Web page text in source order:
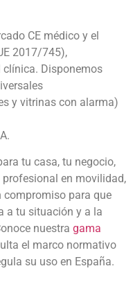
CE médico y el
2017/745),
Disponemos
y vitrinas con alarma)
tu casa, tu negocio,
en movilidad,
compromiso para que
a tu situación y a la
nuestra gama
el marco normativo
su uso en España.